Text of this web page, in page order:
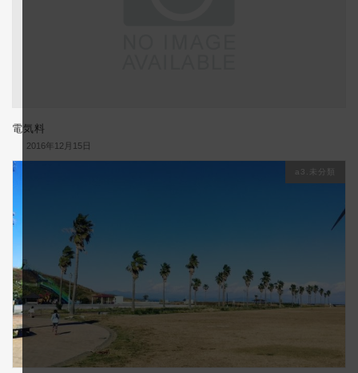
電気料
2016年12月15日
a3.未分類